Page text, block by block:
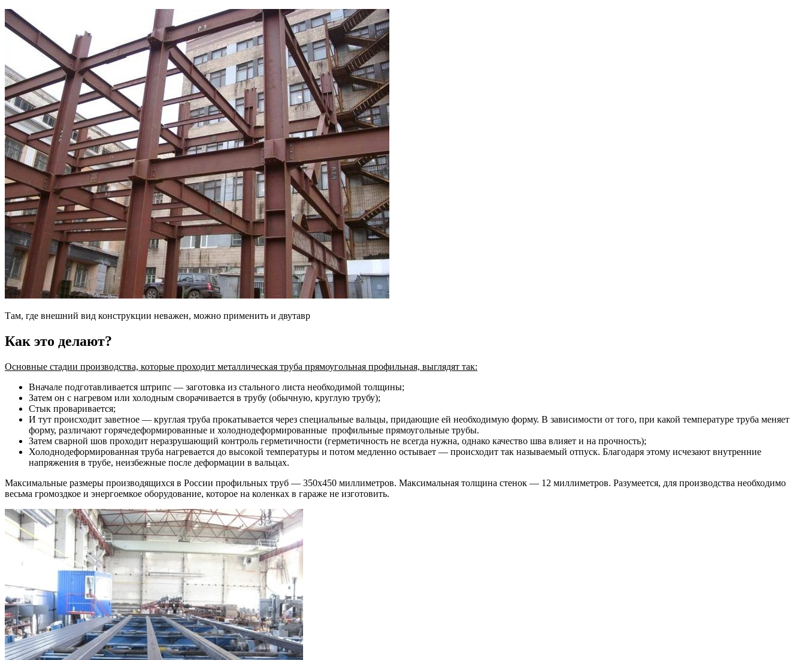
Там, где внешний вид конструкции неважен, можно применить и двутавр
Как это делают?
Основные стадии производства, которые проходит металлическая труба прямоугольная профильная, выглядят так:
Вначале подготавливается штрипс — заготовка из стального листа необходимой толщины;
Затем он с нагревом или холодным сворачивается в трубу (обычную, круглую трубу);
Стык проваривается;
И тут происходит заветное — круглая труба прокатывается через специальные вальцы, придающие ей необходимую форму. В зависимости от того, при какой температуре труба меняет
форму, различают горячедеформированные и холоднодеформированные профильные прямоугольные трубы.
Затем сварной шов проходит неразрушающий контроль герметичности (герметичность не всегда нужна, однако качество шва влияет и на прочность);
Холоднодеформированная труба нагревается до высокой температуры и потом медленно остывает — происходит так называемый отпуск. Благодаря этому исчезают внутренние
напряжения в трубе, неизбежные после деформации в вальцах.
Максимальные размеры производящихся в России профильных труб — 350х450 миллиметров. Максимальная толщина стенок — 12 миллиметров. Разумеется, для производства необходимо
весьма громоздкое и энергоемкое оборудование, которое на коленках в гараже не изготовить.